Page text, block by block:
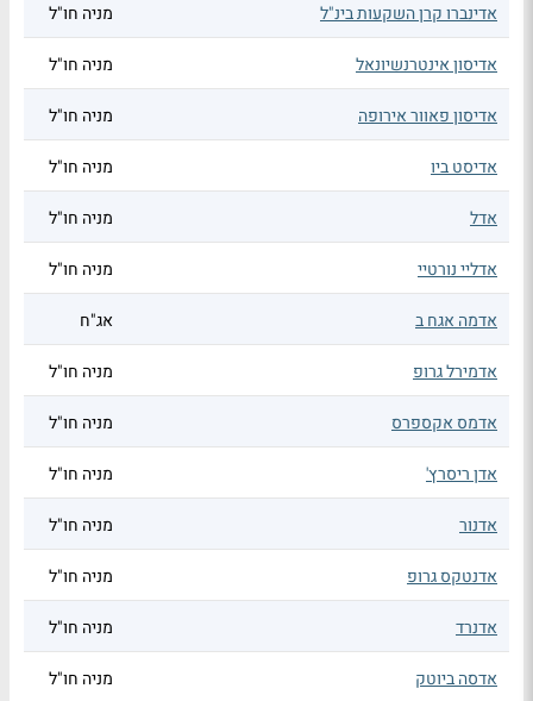
אדינברו קרן השקעות בינ"ל מניה חו"ל
אדיסון אינטרנשיונאל מניה חו"ל
אדיסון פאוור אירופה מניה חו"ל
אדיסט ביו מניה חו"ל
אדל מניה חו"ל
אדליי נורטיי מניה חו"ל
אדמה אגח ב אג"ח
אדמירל גרופ מניה חו"ל
אדמס אקספרס מניה חו"ל
אדן ריסרץ' מניה חו"ל
אדנור מניה חו"ל
אדנטקס גרופ מניה חו"ל
אדנרד מניה חו"ל
אדסה ביוטק מניה חו"ל